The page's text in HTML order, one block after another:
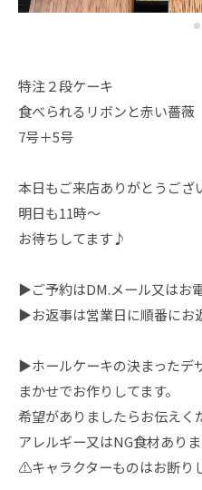
特注２段ケーキ
食べられるリボンと赤い薔薇
7号＋5号
本日もご来店ありがとうござ
明日も11時〜
お待ちしてます♪
▶︎ご予約はDM.メール又はお
▶︎お返事は営業日に順番にお
▶︎ホールケーキの決まったデ
まかせでお作りしてます。
希望がありましたらお伝えく
アレルギー又はNG食材あり
⚠️キャラクターものはお断り